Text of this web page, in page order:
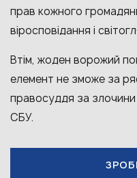
прав кожного
віросповідання і
Втім, жоден ворожий
елемент не зможе за
правосуддя за
СБУ.